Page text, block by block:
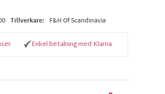
Tillverkare F&H Of Scandinavia
Enkel betalning med Klarna